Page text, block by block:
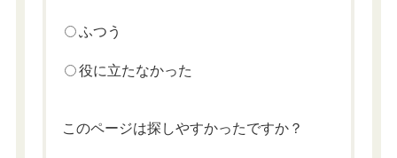
ふつう
役に立たなかった
このページは探しやすかったですか？